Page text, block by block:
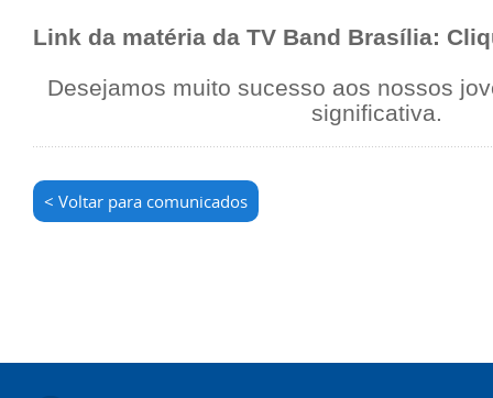
Link da matéria da TV Band Brasília:
Desejamos muito sucesso aos nossos
significativa.
< Voltar para comunicados